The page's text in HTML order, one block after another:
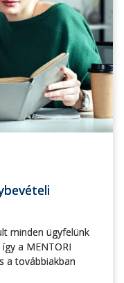
minden ügyfelünk
a MENTORI
a továbbiakban